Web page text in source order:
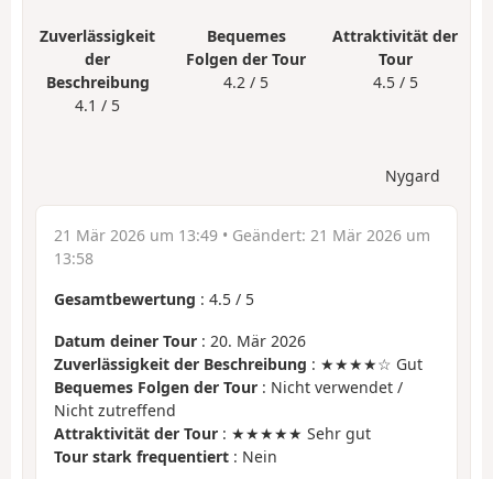
Zuverlässigkeit
der
Beschreibung
4.1 / 5
Bequemes
Folgen der Tour
4.2 / 5
Attraktivität der
Tour
4.5 / 5
Nygard
21 Mär 2026 um 13:49 • Geändert: 21 Mär 2026 um
13:58
Gesamtbewertung : 4.5 / 5
Datum deiner Tour : 20. Mär 2026
Zuverlässigkeit der Beschreibung : ★★★★☆ Gut
Bequemes Folgen der Tour : Nicht verwendet /
Nicht zutreffend
Attraktivität der Tour : ★★★★★ Sehr gut
Tour stark frequentiert : Nein